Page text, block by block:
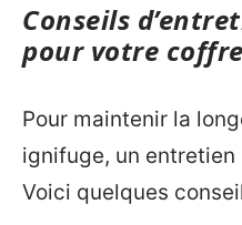
Conseils
pour votre
Pour maintenir la
ignifuge, un
Voici quelques